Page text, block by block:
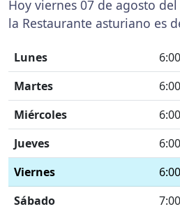
Hoy viernes 07 de agosto
la Restaurante asturiano es
Lunes
Martes
Miércoles
Jueves
Viernes
Sábado